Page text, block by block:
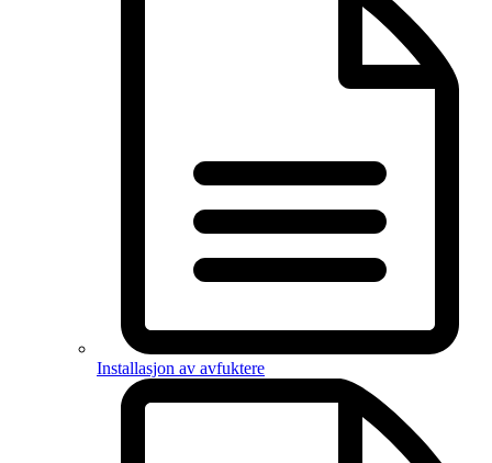
Installasjon av avfuktere